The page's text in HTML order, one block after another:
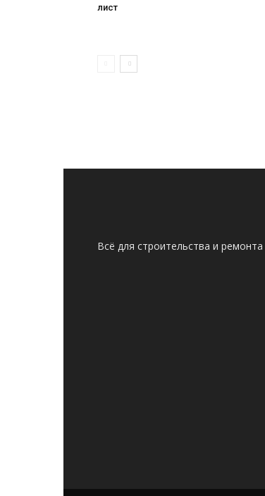
лист
Всё для строительства и ремонта